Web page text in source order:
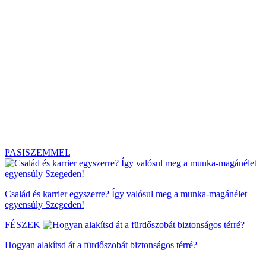
PASISZEMMEL
Család és karrier egyszerre? Így valósul meg a munka-magánélet
egyensúly Szegeden!
FÉSZEK
Hogyan alakítsd át a fürdőszobát biztonságos térré?